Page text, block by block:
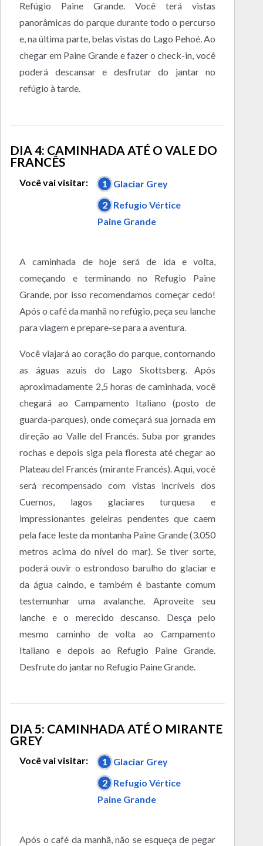
Refúgio Paine Grande. Você terá vistas
panorâmicas do parque durante todo o percurso
e, na última parte, belas vistas do Lago Pehoé. Ao
chegar em Paine Grande e fazer o check-in, você
poderá descansar e desfrutar do jantar no
refúgio à tarde.
DIA 4: CAMINHADA ATÉ O VALE DO
FRANCÊS
Você vai visitar: 1
Glaciar Grey
2
Refugio Vértice
Paine Grande
A caminhada de hoje será de ida e volta,
começando e terminando no Refugio Paine
Grande, por isso recomendamos começar cedo!
Após o café da manhã no refúgio, peça seu lanche
para viagem e prepare-se para a aventura.
Você viajará ao coração do parque, contornando
as águas azuis do Lago Skottsberg. Após
aproximadamente 2,5 horas de caminhada, você
chegará ao Campamento Italiano (posto de
guarda-parques), onde começará sua jornada em
direção ao Valle del Francés. Suba por grandes
rochas e depois siga pela floresta até chegar ao
Plateau del Francés (mirante Francés). Aqui, você
será recompensado com vistas incríveis dos
Cuernos, lagos glaciares turquesa e
impressionantes geleiras pendentes que caem
pela face leste da montanha Paine Grande (3.050
metros acima do nível do mar). Se tiver sorte,
poderá ouvir o estrondoso barulho do glaciar e
da água caindo, e também é bastante comum
testemunhar uma avalanche. Aproveite seu
lanche e o merecido descanso. Desça pelo
mesmo caminho de volta ao Campamento
Italiano e depois ao Refugio Paine Grande.
Desfrute do jantar no Refugio Paine Grande.
DIA 5: CAMINHADA ATÉ O MIRANTE
GREY
Você vai visitar: 1
Glaciar Grey
2
Refugio Vértice
Paine Grande
Após o café da manhã, não se esqueça de pegar